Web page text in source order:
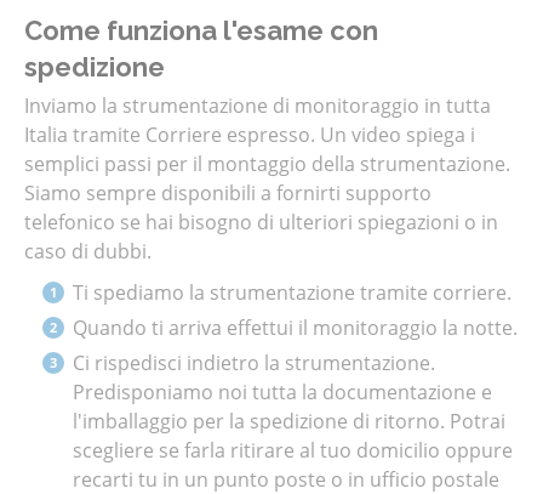
Come funziona l'esame con
spedizione
Inviamo la strumentazione di monitoraggio in tutta
Italia tramite Corriere espresso. Un video spiega i
semplici passi per il montaggio della strumentazione.
Siamo sempre disponibili a fornirti supporto
telefonico se hai bisogno di ulteriori spiegazioni o in
caso di dubbi.
Ti spediamo la strumentazione tramite corriere.
Quando ti arriva effettui il monitoraggio la notte.
Ci rispedisci indietro la strumentazione.
Predisponiamo noi tutta la documentazione e
l'imballaggio per la spedizione di ritorno. Potrai
scegliere se farla ritirare al tuo domicilio oppure
recarti tu in un punto poste o in ufficio postale